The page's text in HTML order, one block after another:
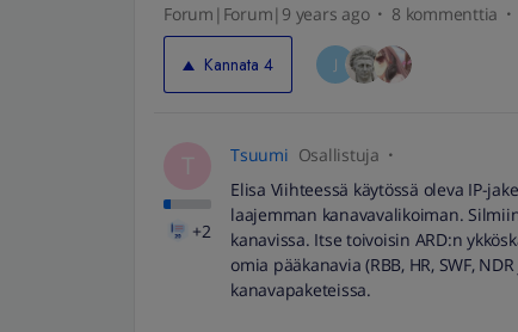
Forum|Forum|9 years ago
8 kommenttia
Kannata 4 J
T
+2
Tsuumi Osallistuja
Elisa Viihteessä käytössä oleva IP-
laajemman kanavavalikoiman.
kanavissa. Itse toivoisin ARD:n
omia pääkanavia (RBB, HR, SWF,
kanavapaketeissa.